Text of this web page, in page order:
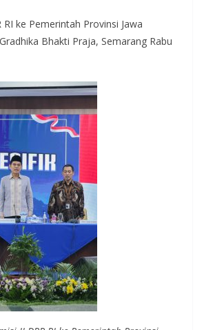
ke Pemerintah Provinsi Jawa
Bhakti Praja, Semarang Rabu